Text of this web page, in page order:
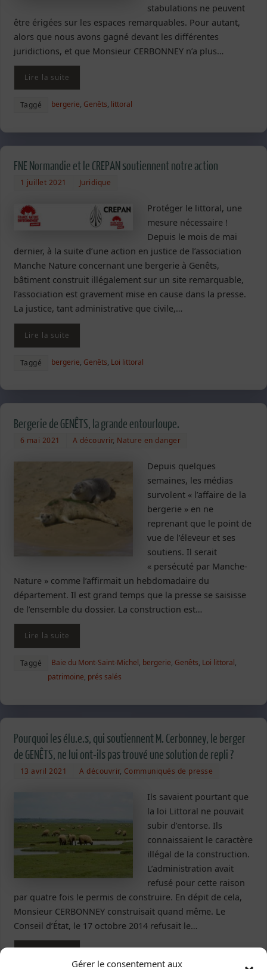
Gérer le consentement aux
stabulations ne peuvent
être érigées sur les espaces remarquables. Pour autant,
alors que nous avons gagné devant les différentes
juridictions, et que Monsieur CERBONNEY n’a plus…
Lire la suite
Taggé bergerie, Genêts, littoral
FNE Normandie et le CREPAN soutiennent notre action
1 juillet 2021 Juridique
Protéger le littoral, une
mesure nécessaire !
Depuis le mois de mai
dernier, à la suite d’une action en justice de l’association
Manche Nature concernant une bergerie à Genêts,
bâtiment construit illégalement sur un site remarquable,
l’association est gravement mise en cause dans la presse.
La justice, tant administrative que civile,…
Lire la suite
Taggé bergerie, Genêts, Loi littoral
Bergerie de GENÊTS, la grande entourloupe.
6 mai 2021 A découvrir, Nature en danger
Depuis quelques
semaines, les médias
survolent « l’affaire de la
bergerie » en ne
reprenant que le point de
vue de l’éleveur et ses
soutiens. Il serait
« persécuté par Manche-
Nature » comme l’affirmait un hebdomadaire du
département. Il est grand temps que la presse se saisisse
de l’ensemble du dossier. La construction est…
Lire la suite
Taggé Baie du Mont-Saint-Michel, bergerie, Genêts, Loi littoral,
patrimoine, prés salés
Pourquoi les élu.e.s, qui soutiennent M. Cerbonney, le berger
de GENÊTS, ne lui ont-ils pas trouvé une solution de repli ?
13 avril 2021 A découvrir, Communiqués de presse
Ils savaient pourtant que
la loi Littoral ne pouvait
subir d’entorse. Ils
connaissaient le caractère
illégal de la construction.
L’administration avait
refusé pour cette raison
par quatre fois le permis de construire. En dépit de cela,
Monsieur CERBONNEY construisait quand même. Le
Conseil d’État, le 17 octobre 2014 refusait le…